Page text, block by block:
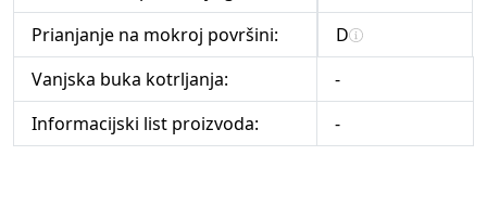
Prianjanje na mokroj površini:
D
Vanjska buka kotrljanja:
-
Informacijski list proizvoda:
-